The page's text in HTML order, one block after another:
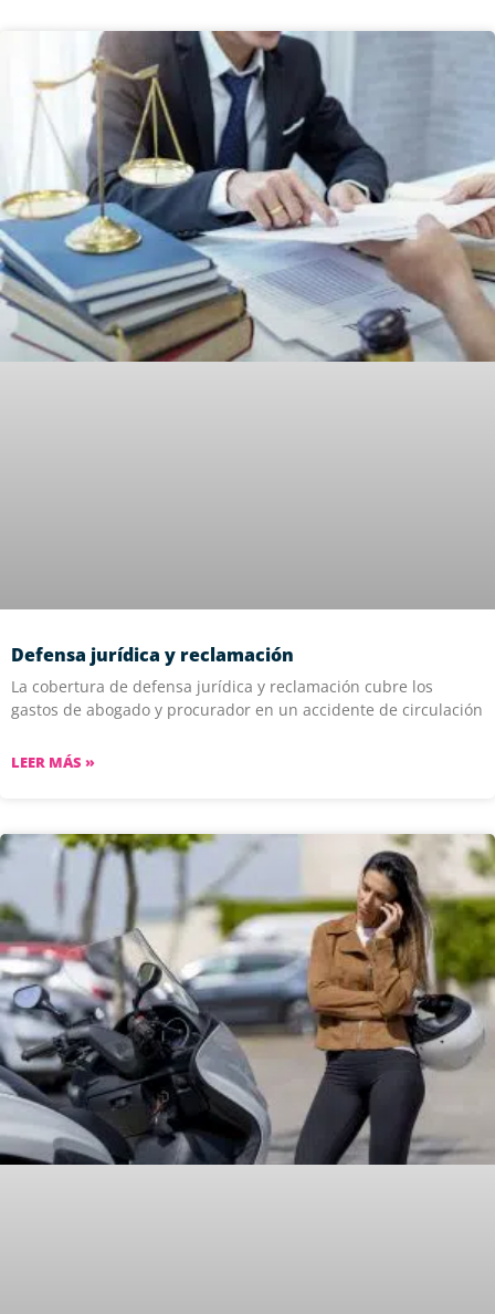
Defensa jurídica y reclamación
La cobertura de defensa jurídica y reclamación cubre los
gastos de abogado y procurador en un accidente de circulación
LEER MÁS »